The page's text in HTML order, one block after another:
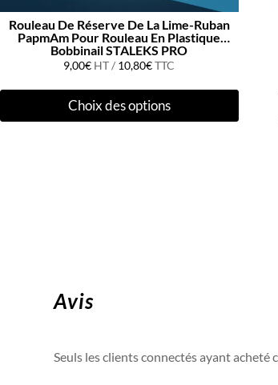
Rouleau De Réserve De La Lime-Ruban
PapmAm Pour Rouleau En Plastique
Bobbinail STALEKS PRO
9,00€ HT / 10,80€TTC
Choix des options
a
du
Avis
Seuls les clients connectés ayant